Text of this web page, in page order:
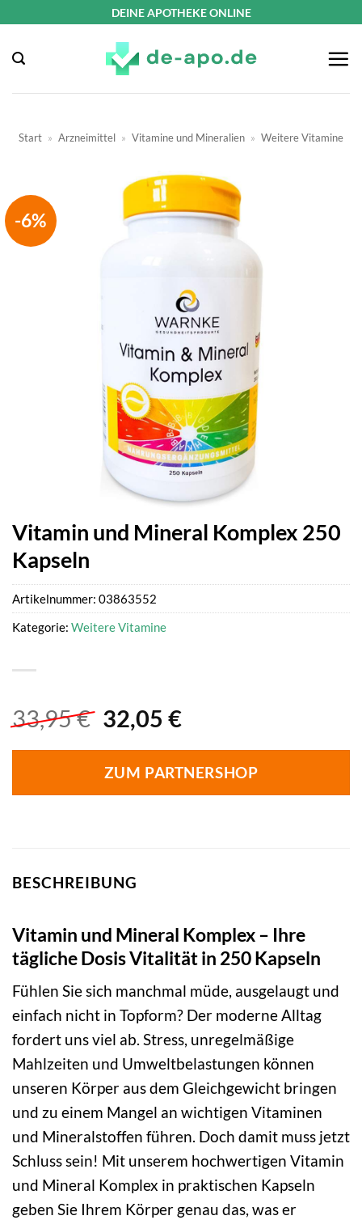
springen
DEINE APOTHEKE ONLINE
Start » Arzneimittel » Vitamine und Mineralien » Weitere Vitamine
-6%
Vitamin und Mineral Komplex 250
Kapseln
33,95€ Ursprünglicher
war:
33,95 €
32,05 €Aktueller
ist:
32,05 €.
ZUM PARTNERSHOP
Artikelnummer: 03863552
Kategorie: Weitere Vitamine
BESCHREIBUNG
Vitamin und Mineral Komplex – Ihre
tägliche Dosis Vitalität in 250 Kapseln
Fühlen Sie sich manchmal müde, ausgelaugt und
einfach nicht in Topform? Der moderne Alltag
fordert uns viel ab. Stress, unregelmäßige
Mahlzeiten und Umweltbelastungen können
unseren Körper aus dem Gleichgewicht bringen
und zu einem Mangel an wichtigen Vitaminen
und Mineralstoffen führen. Doch damit muss jetzt
Schluss sein! Mit unserem hochwertigen Vitamin
und Mineral Komplex in praktischen Kapseln
geben Sie Ihrem Körper genau das, was er